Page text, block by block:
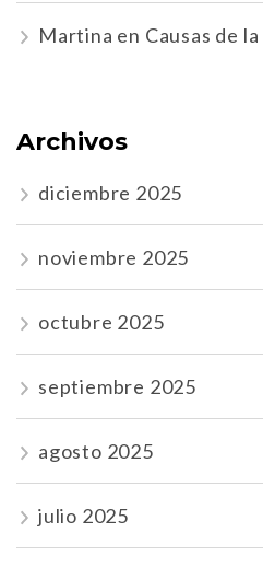
Martina en Causas de
Archivos
diciembre 2025
noviembre 2025
octubre 2025
septiembre 2025
agosto 2025
julio 2025